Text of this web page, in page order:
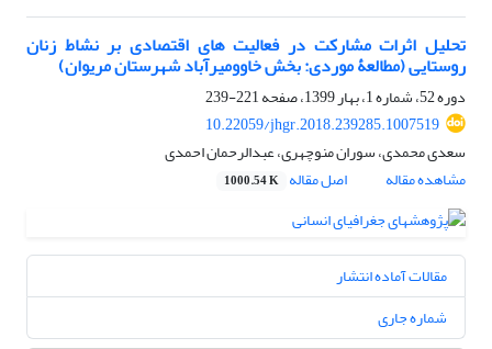
تحلیل اثرات مشارکت در فعالیت‏ های اقتصادی بر نشاط زنان
روستایی (مطالعۀ موردی: بخش خاوومیرآباد شهرستان مریوان)
دوره 52، شماره 1، بهار 1399، صفحه
221-239
10.22059/jhgr.2018.239285.1007519
سعدی محمدی، سوران منوچهری، عبدالرحمان احمدی
مشاهده مقاله
اصل مقاله 1000.54 K
مقالات آماده انتشار
شماره جاری